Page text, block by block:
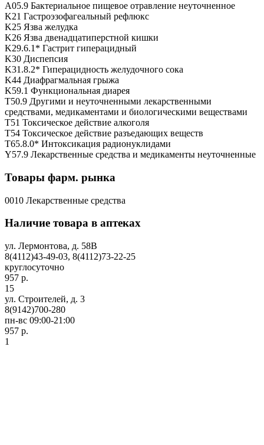
A05.9 Бактериальное пищевое отравление неуточненное
K21 Гастроэзофагеальный рефлюкс
K25 Язва желудка
K26 Язва двенадцатиперстной кишки
K29.6.1* Гастрит гиперацидный
K30 Диспепсия
K31.8.2* Гиперацидность желудочного сока
K44 Диафрагмальная грыжа
K59.1 Функциональная диарея
T50.9 Другими и неуточненными лекарственными
средствами, медикаментами и биологическими веществами
T51 Токсическое действие алкоголя
T54 Токсическое действие разъедающих веществ
T65.8.0* Интоксикация радионуклидами
Y57.9 Лекарственные средства и медикаменты неуточненные
Товары фарм. рынка
0010 Лекарственные средства
Наличие товара в аптеках
ул. Лермонтова, д. 58В
8(4112)43-49-03, 8(4112)73-22-25
круглосуточно
957 р.
15
ул. Строителей, д. 3
8(9142)700-280
пн-вс 09:00-21:00
957 р.
1